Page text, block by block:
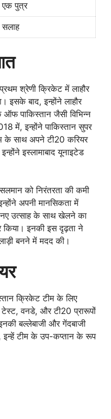
एक पुत्र
सलाह
श्रेणी क्रिकेट में लाहौर
इसके बाद, इन्होंने लाहौर
पाकिस्तान जैसी विभिन्न
में, इन्होंने पाकिस्तान सुपर
के साथ अपने टी20 करियर
इस्लामाबाद यूनाइटेड
को निरंतरता की कमी
अपनी मानसिकता में
उत्साह के साथ खेलने का
किया। इनकी इस दृढ़ता ने
बनने में मदद की।
क्रिकेट टीम के लिए
टेस्ट, वनडे, और टी20 प्रारूपों
बल्लेबाजी और गेंदबाजी
इन्हें टीम के उप-कप्तान के रूप